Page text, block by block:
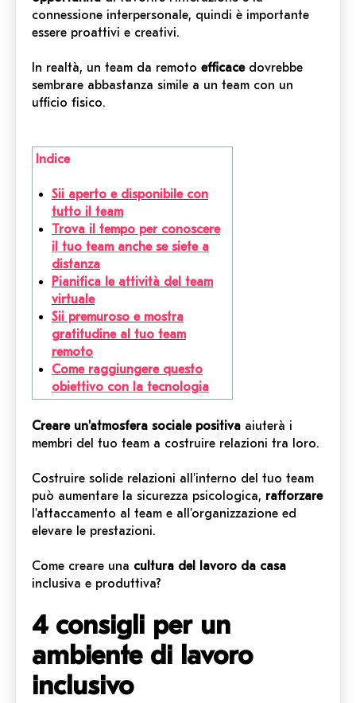
connessione interpersonale, quindi è importante
essere proattivi e creativi.
In realtà, un team da remoto efficacedovrebbe
sembrare abbastanza simile a un team con un
ufficio fisico.
Indice
Sii aperto e disponibile con
tutto il team
Trova il tempo per conoscere
il tuo team anche se siete a
distanza
Pianifica le attività del team
virtuale
Sii premuroso e mostra
gratitudine al tuo team
remoto
Come raggiungere questo
obiettivo con la tecnologia
Creare un'atmosfera sociale positiva aiuterà i
membri del tuo team a costruire relazioni tra loro.
Costruire solide relazioni all'interno del tuo team
può aumentare la sicurezza psicologica, rafforzare
l'attaccamento al team e all'organizzazione ed
elevare le prestazioni.
Come creare una cultura del lavoro da casa
inclusiva e produttiva?
4 consigli per un
ambiente di lavoro
inclusivo